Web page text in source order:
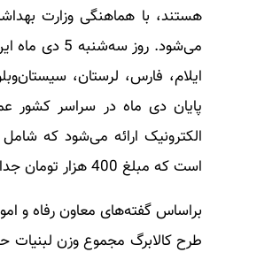
ایلام، فارس، لرستان،
الکترونیک ارائه می‌شود که
است که مبلغ 400 هزار تومان جدای از یارانه نقدی بوده و یک مبلغ اعتباری است و نیازی به شارژ نیست.
براساس گفته‌های معاون رفاه و